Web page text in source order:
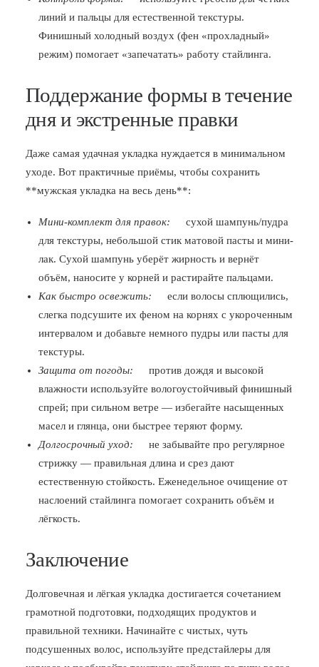
линий и пальцы для естественной текстуры.
Финишный холодный воздух (фен «прохладный»
режим) помогает «запечатать» работу стайлинга.
Поддержание формы в течение
дня и экстренные правки
Даже самая удачная укладка нуждается в минимальном
уходе. Вот практичные приёмы, чтобы сохранить
**мужская укладка на весь день**:
Мини-комплект для правок:
сухой шампунь/пудра
для текстуры, небольшой стик матовой пасты и мини-
лак. Сухой шампунь уберёт жирность и вернёт
объём, наносите у корней и растирайте пальцами.
Как быстро освежить:
если волосы сплющились,
слегка подсушите их феном на корнях с укороченным
интервалом и добавьте немного пудры или пасты для
текстуры.
Защита от погоды:
против дождя и высокой
влажности используйте вологоустойчивый финишный
спрей; при сильном ветре — избегайте насыщенных
масел и глянца, они быстрее теряют форму.
Долгосрочный уход:
не забывайте про регулярное
стрижку — правильная длина и срез дают
естественную стойкость. Еженедельное очищение от
наслоений стайлинга помогает сохранить объём и
лёгкость.
Заключение
Долговечная и лёгкая укладка достигается сочетанием
грамотной подготовки, подходящих продуктов и
правильной техники. Начинайте с чистых, чуть
подсушенных волос, используйте предстайлeры для